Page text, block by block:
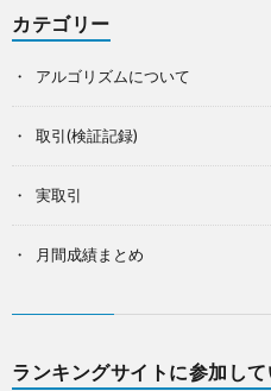
カテゴリー
アルゴリズムについて
取引(検証記録)
実取引
月間成績まとめ
ランキングサイトに参加し